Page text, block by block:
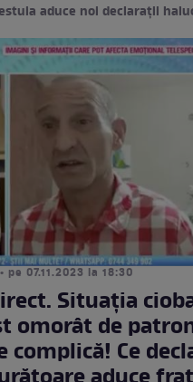
aduce noi declarații
• pe 07.11.2023 la 18:30
Situația
omorât de
complică! Ce